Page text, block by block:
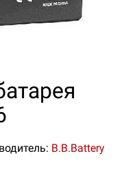
B.B.Battery